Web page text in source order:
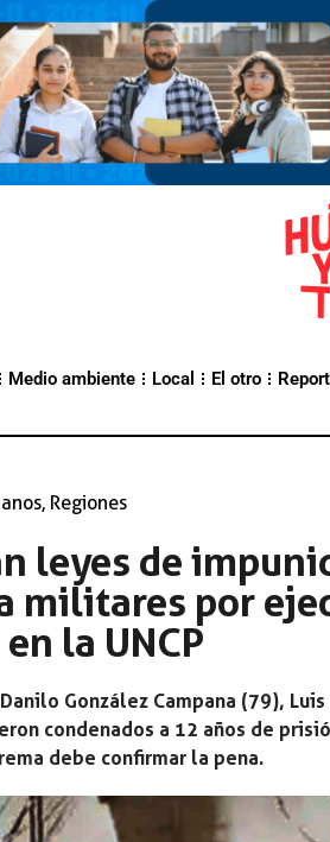
Medio ambiente Local El otro
, Regiones
leyes de
militares por
la UNCP
González Campana (79),
condenados a 12 años de
debe confirmar la pena.